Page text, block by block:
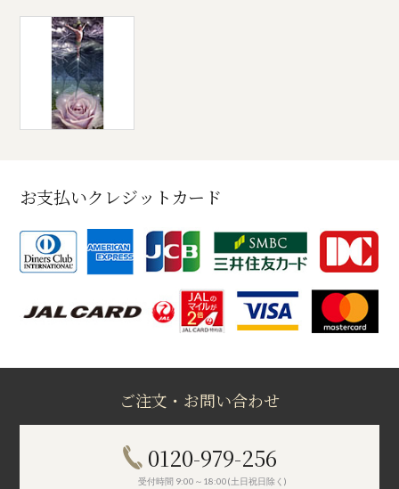
お支払いクレジットカード
ご注文・お問い合わせ
0120-979-256
受付時間 9:00～18:00(土日祝日除く)